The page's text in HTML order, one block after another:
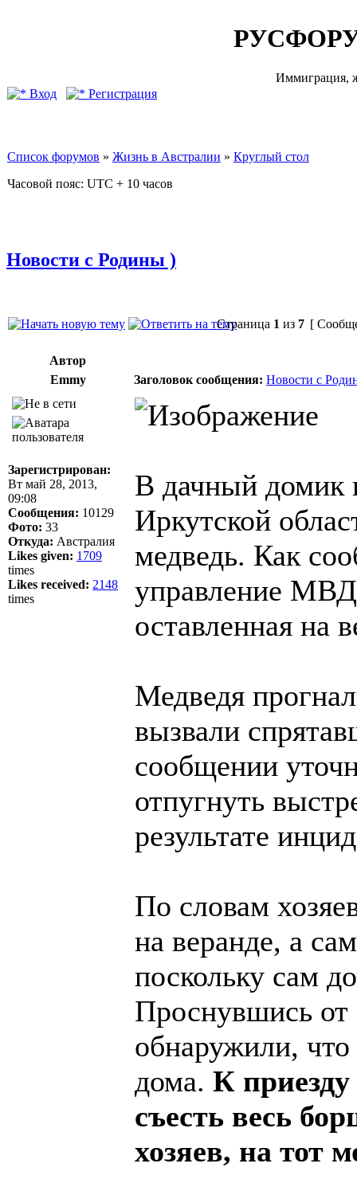
Иммиграция,
Вход
Регистрация
Список форумов » Жизнь в Австралии » Круглый стол
Часовой пояс: UTC + 10 часов
Новости с Родины )
Страница 1 из 7 [
Автор
Emmy
Заголовок сообщения: Новости с
Зарегистрирован:
Вт май 28, 2013,
09:08
Сообщения: 10129
Фото: 33
Откуда: Австралия
Likes given: 1709
times
Likes received: 2148
times
В дачный домик
Иркутской
медведь. Как
управление
оставленная на
Медведя
вызвали
сообщении
отпугнуть
результате
По словам
на веранде, а
поскольку сам
Проснувшись
обнаружили,
дома. К
съесть весь
хозяев, на тот